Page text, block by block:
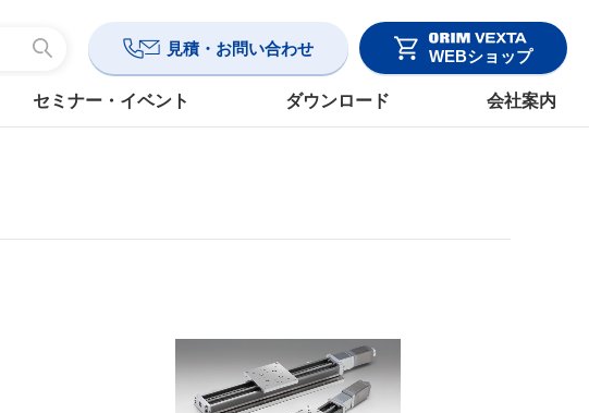
見積・お問い合わせ WEBショップ
セミナー・イベント ダウンロード 会社案内